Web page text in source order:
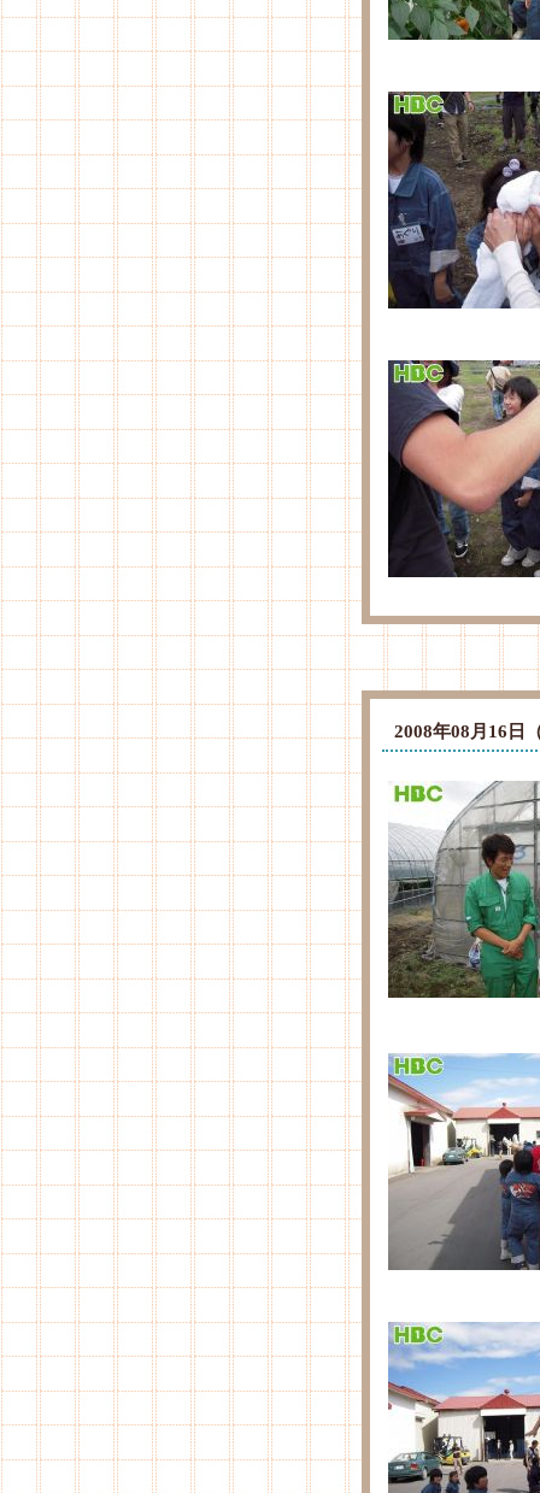
2008年08月16